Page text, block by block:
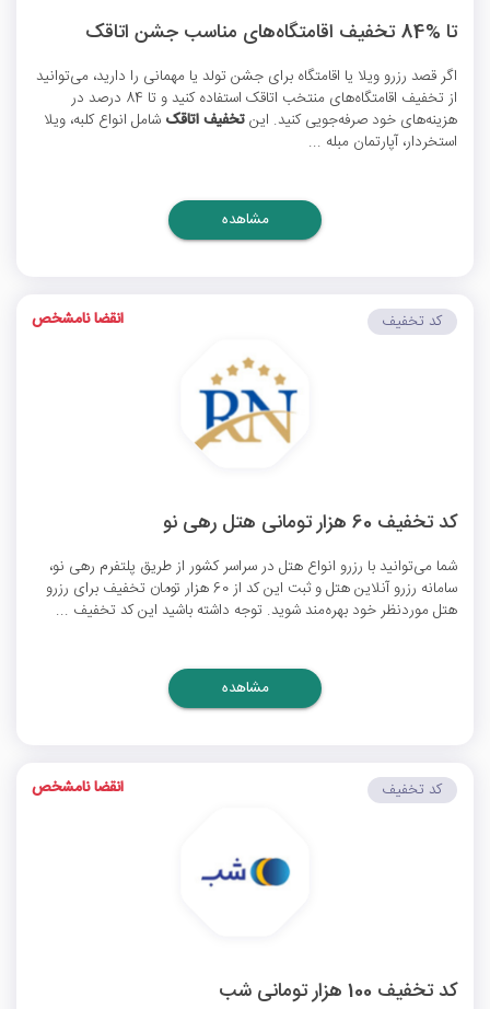
تا %84 تخفیف اقامتگاه‌های مناسب جشن اتاقک
اگر قصد رزرو ویلا یا اقامتگاه برای جشن تولد یا مهمانی را دارید، می‌توانید
از تخفیف‌ اقامتگاه‌های منتخب اتاقک استفاده کنید و تا 84 درصد در
هزینه‌های خود صرفه‌جویی کنید. اینتخفیف‌ اتاقک شامل انواع کلبه، ویلا
استخردار، آپارتمان مبله ...
مشاهده
کد تخفیف 60 هزار تومانی هتل رهی نو
شما می‌توانید با رزرو انواع هتل‌ در سراسر کشور از طریق پلتفرم رهی نو،
سامانه رزرو آنلاین هتل و ثبت این کد از 60 هزار تومان تخفیف برای رزرو
هتل موردنظر خود بهره‌مند شوید. توجه داشته باشید این کد تخفیف ...
کد تخفیف انقضا نامشخص
مشاهده
کد تخفیف 100 هزار تومانی شب
کد تخفیف انقضا نامشخص